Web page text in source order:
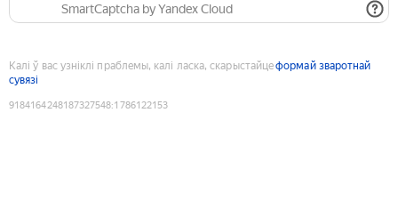
SmartCaptcha by Yandex Cloud
Калі ў вас узніклі праблемы, калі ласка, скарыстайцеформай зваротнай
сувязі
9184164248187327548:1786122153